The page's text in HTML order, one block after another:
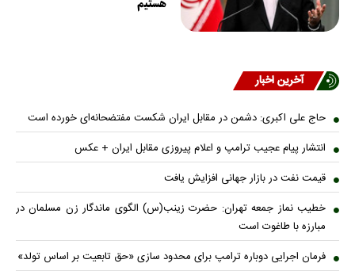
هستیم
آخرین اخبار
حاج علی اکبری: دشمن در مقابل ایران شکست مفتضحانه‌ای خورده است
انتشار پیام عجیب ترامپ و اعلام پیروزی مقابل ایران + عکس
قیمت نفت در بازار جهانی افزایش یافت
خطیب نماز جمعه تهران: حضرت زینب(س) الگوی ماندگار زن مسلمان در
مبارزه با طاغوت است
فرمان اجرایی دوباره ترامپ برای محدود سازی «حق تابعیت بر اساس تولد»